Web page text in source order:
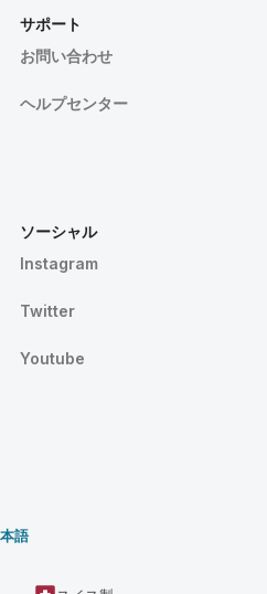
サポート
お問い合わせ
ヘルプセンター
ソーシャル
Instagram
Twitter
Youtube
語